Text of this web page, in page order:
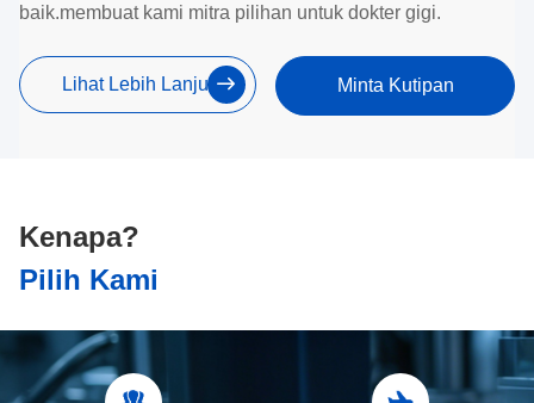
baik.membuat kami mitra pilihan untuk dokter gigi.
Lihat Lebih Lanjut Minta Kutipan
Kenapa?
Pilih Kami